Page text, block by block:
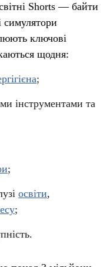
Shorts — байти
симулятори
ключові
щодня:
;
інструментами та
;
освіти,
;